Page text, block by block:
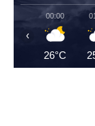
00:00
26°C
‹